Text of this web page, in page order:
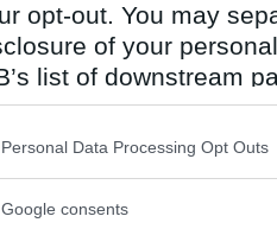
opt-out. You may
of your
list of downstream
be disclosed by us
Participants
note that this
Personal Data Processing Opt Outs
Google consents